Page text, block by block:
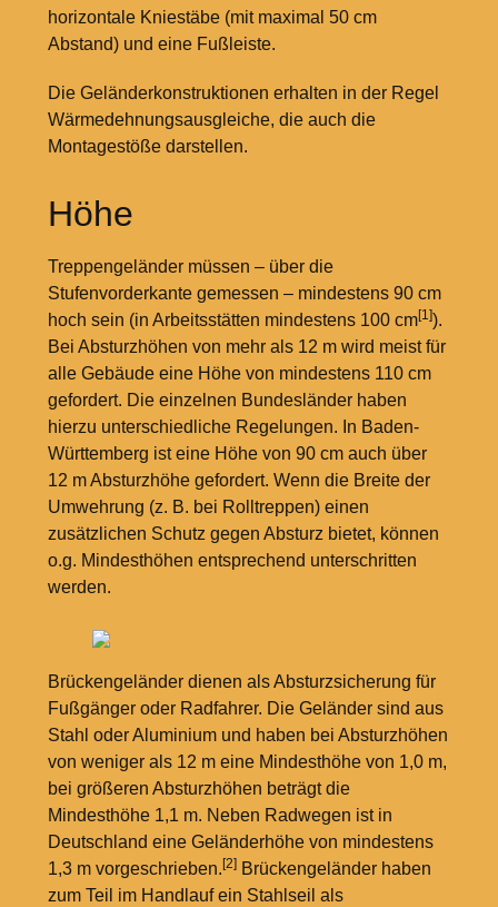
horizontale Kniestäbe (mit maximal 50 cm
Abstand) und eine Fußleiste.
Die Geländerkonstruktionen erhalten in der Regel
Wärmedehnungsausgleiche, die auch die
Montagestöße darstellen.
Höhe
Treppengeländer müssen – über die
Stufenvorderkante gemessen – mindestens 90 cm
hoch sein (in Arbeitsstätten mindestens 100 cm[1]).
Bei Absturzhöhen von mehr als 12 m wird meist für
alle Gebäude eine Höhe von mindestens 110 cm
gefordert. Die einzelnen Bundesländer haben
hierzu unterschiedliche Regelungen. In Baden-
Württemberg ist eine Höhe von 90 cm auch über
12 m Absturzhöhe gefordert. Wenn die Breite der
Umwehrung (z. B. bei Rolltreppen) einen
zusätzlichen Schutz gegen Absturz bietet, können
o.g. Mindesthöhen entsprechend unterschritten
werden.
Brückengeländer dienen als Absturzsicherung für
Fußgänger oder Radfahrer. Die Geländer sind aus
Stahl oder Aluminium und haben bei Absturzhöhen
von weniger als 12 m eine Mindesthöhe von 1,0 m,
bei größeren Absturzhöhen beträgt die
Mindesthöhe 1,1 m. Neben Radwegen ist in
Deutschland eine Geländerhöhe von mindestens
1,3 m vorgeschrieben. [2]Brückengeländer haben
zum Teil im Handlauf ein Stahlseil als